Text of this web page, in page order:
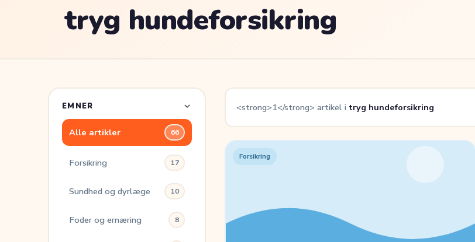
tryg hundeforsikring
EMNER
Alle artikler 66
Forsikring 17
Sundhed og dyrlæge 10
Foder og ernæring 8
<strong>1</strong> artikel i tryg hundeforsikring
Forsikring